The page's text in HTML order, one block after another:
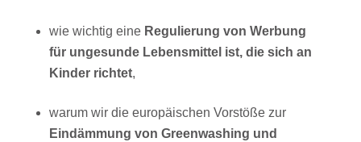
wie wichtig eine Regulierung von Werbung
für ungesunde Lebensmittel ist, die sich an
Kinder richtet,
warum wir die europäischen Vorstöße zur
Eindämmung von Greenwashing und